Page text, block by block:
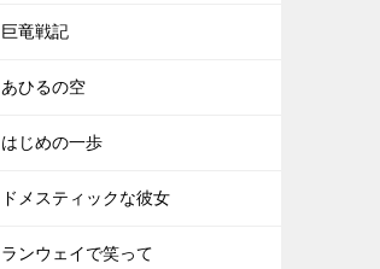
巨竜戦記
あひるの空
はじめの一歩
ドメスティックな彼女
ランウェイで笑って